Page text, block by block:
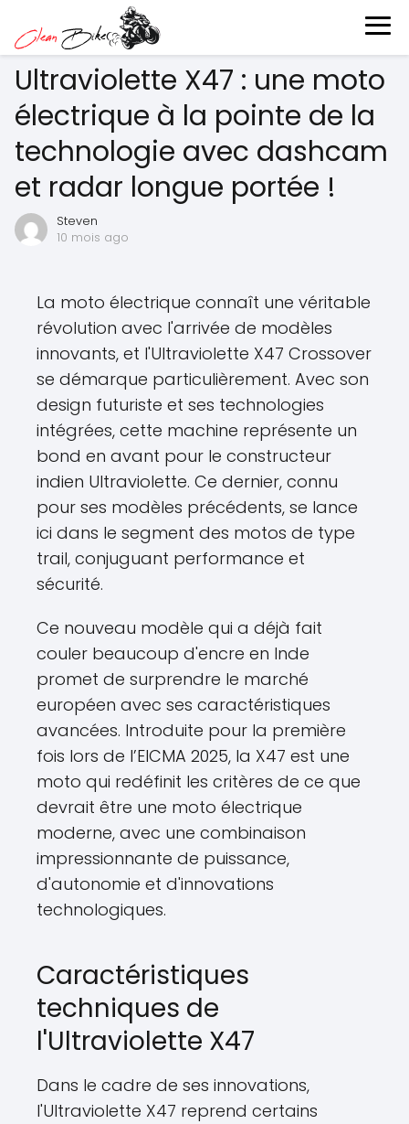
Ultraviolette X47 : une moto
électrique à la pointe de la
technologie avec dashcam
et radar longue portée !
Steven
10 mois ago
La moto électrique connaît une véritable
révolution avec l'arrivée de modèles
innovants, et l'Ultraviolette X47 Crossover
se démarque particulièrement. Avec son
design futuriste et ses technologies
intégrées, cette machine représente un
bond en avant pour le constructeur
indien Ultraviolette. Ce dernier, connu
pour ses modèles précédents, se lance
ici dans le segment des motos de type
trail, conjuguant performance et
sécurité.
Ce nouveau modèle qui a déjà fait
couler beaucoup d'encre en Inde
promet de surprendre le marché
européen avec ses caractéristiques
avancées. Introduite pour la première
fois lors de l’EICMA 2025, la X47 est une
moto qui redéfinit les critères de ce que
devrait être une moto électrique
moderne, avec une combinaison
impressionnante de puissance,
d'autonomie et d'innovations
technologiques.
Caractéristiques
techniques de
l'Ultraviolette X47
Dans le cadre de ses innovations,
l'Ultraviolette X47 reprend certains